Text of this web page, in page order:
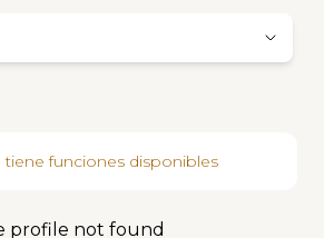
tiene funciones disponibles